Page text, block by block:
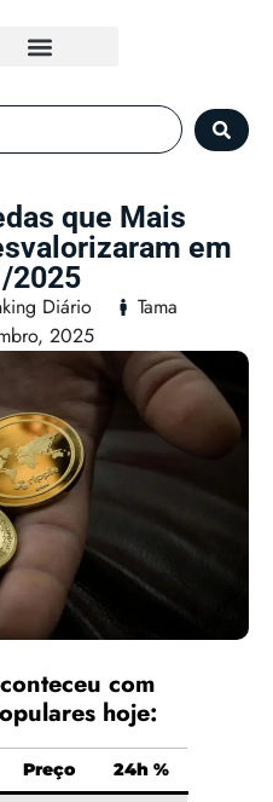
que Mais
em
2025
Diário
Tama
2025
com
hoje:
Preço 24h %